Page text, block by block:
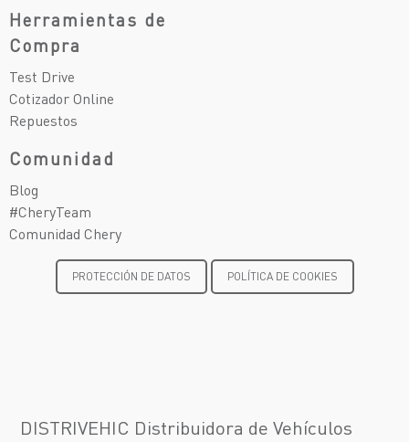
Herramientas de
Compra
Test Drive
Cotizador Online
Repuestos
Comunidad
Blog
#CheryTeam
Comunidad Chery
PROTECCIÓN DE DATOS POLÍTICA DE COOKIES
DISTRIVEHIC Distribuidora de Vehículos